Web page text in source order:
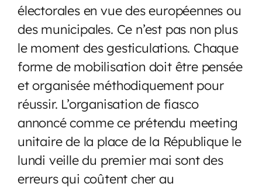
électorales en vue des européennes ou
des municipales. Ce n’est pas non plus
le moment des gesticulations. Chaque
forme de mobilisation doit être pensée
et organisée méthodiquement pour
réussir. L’organisation de fiasco
annoncé comme ce prétendu meeting
unitaire de la place de la République le
lundi veille du premier mai sont des
erreurs qui coûtent cher au